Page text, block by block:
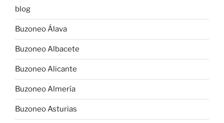
blog
Buzoneo Álava
Buzoneo Albacete
Buzoneo Alicante
Buzoneo Almería
Buzoneo Asturias